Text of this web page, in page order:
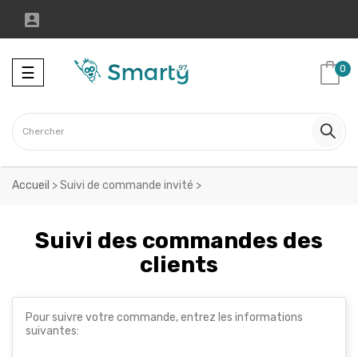

Toggle
navigation
☰ 0
Accueil >Suivi de commande invité >
Suivi des commandes des
clients
Pour suivre votre commande, entrez les informations
suivantes: